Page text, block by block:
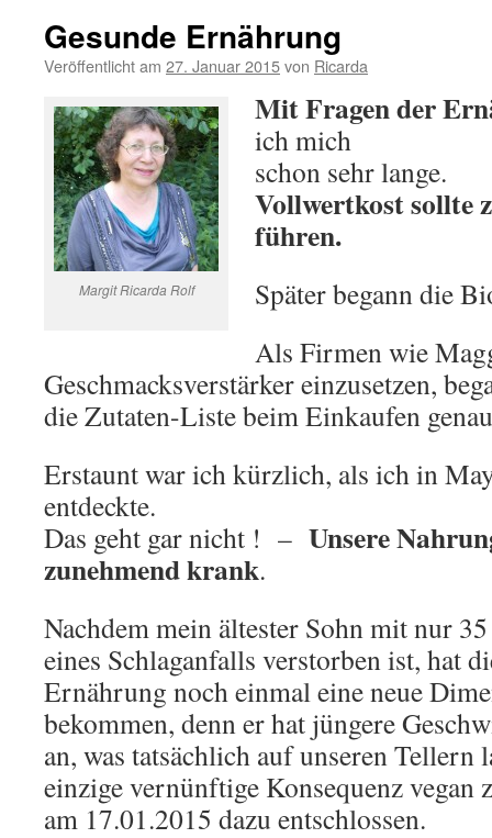
Gesunde Ernährung
Veröffentlicht am 27. Januar 2015von Ricarda
Margit Ricarda Rolf
Mit Fragen der
ich mich
schon sehr lange.
Vollwertkost sollte
führen.
Später begann die
Als Firmen wie
Geschmacksverstärker einzusetzen,
die Zutaten-Liste beim Einkaufen
Erstaunt war ich kürzlich, als ich in
entdeckte.
Das geht gar nicht ! – Unsere
zunehmend krank.
Nachdem mein ältester Sohn mit nur
eines Schlaganfalls verstorben ist, hat
Ernährung noch einmal eine neue
bekommen, denn er hat jüngere
an, was tatsächlich auf unseren Tellern
einzige vernünftige Konsequenz vegan
am 17.01.2015 dazu entschlossen.